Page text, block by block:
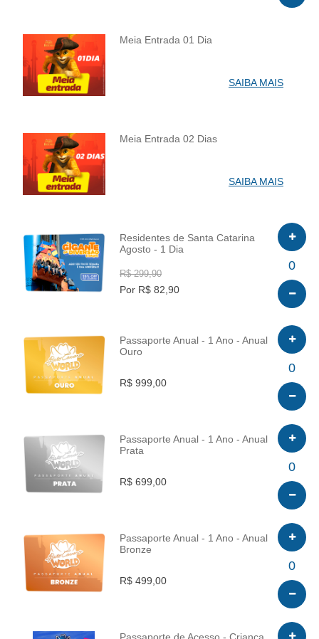
INFO
Meia Entrada 01 Dia
SAIBA MAIS
INFO
Meia Entrada 02 Dias
SAIBA MAIS
INFO
Residentes de Santa Catarina
Agosto - 1 Dia
R$ 299,90
Por R$ 82,90
0
INFO
Passaporte Anual - 1 Ano - Anual
Ouro
R$ 999,00
0
INFO
Passaporte Anual - 1 Ano - Anual
Prata
R$ 699,00
0
INFO
Passaporte Anual - 1 Ano - Anual
Bronze
R$ 499,00
0